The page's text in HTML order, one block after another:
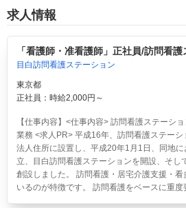
求人情報
「看護師・准看護師」正社員/訪問看
目白訪問看護ステーション
東京都
正社員：時給2,000円～
【仕事内容】<仕事内容> 訪問看護ステーシ
業務 <求人PR> 平成16年、訪問看護ステー
法人住所に設置し、平成20年1月1日、同地
立、目白訪問看護ステーションを開設、そし
創設しました。 訪問看護・居宅介護支援・
いるのが特徴です。 訪問看護をベースに重度